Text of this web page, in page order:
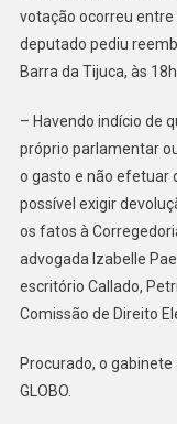
votação ocorreu
deputado pediu
Barra da Tijuca, às
– Havendo indício de
próprio parlamentar
o gasto e não efetuar
possível exigir
os fatos à
advogada Izabelle
escritório Callado,
Comissão de Direito
Procurado, o
GLOBO.